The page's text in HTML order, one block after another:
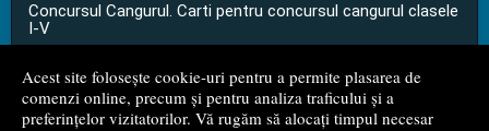
Acest site folosește cookie-uri pentru a permite plasarea de
comenzi online, precum și pentru analiza traficului și a
preferințelor vizitatorilor. Vă rugăm să alocați timpul necesar
Concursul Cangurul. Carti pentru concursul cangurul clasele
I-V
...toate știrile